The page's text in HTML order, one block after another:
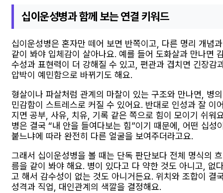
십이운성병과 함께 보는 연결 키워드
십이운성병은 혼자만 떼어 보면 반쪽이고, 다른 명리 개념과
같이 봐야 입체감이 살아나요. 예를 들어 도화살과 만나면
수성과 표현력이 더 강해질 수 있고, 편관과 겹치면 긴장감
압박이 예민함으로 바뀌기도 해요.
형살이나 파살처럼 관계의 마찰이 있는 구조와 만나면, 병의
민감함이 스트레스로 커질 수 있어요. 반대로 인성과 잘 이
지면 공부, 사유, 치유, 기록 같은 쪽으로 힘이 모이기 쉬워
병은 결국 “내 안을 들여다보는 힘”이기 때문에, 어떤 십성
붙느냐에 따라 완전히 다른 얼굴을 보여주더라고요.
그래서 십이운성병을 볼 때는 단독 판단보다 전체 명식의 흐
름을 같이 봐야 해요. 병이 있다고 다 약한 것도 아니고, 없
고 해서 감수성이 없는 것도 아니거든요. 위치와 조합이 결
성격과 직업, 대인관계의 색깔을 결정해요.